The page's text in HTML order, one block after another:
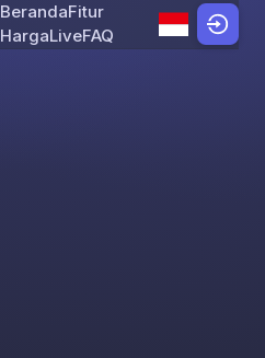
Skip to content
BerandaFitur
HargaLiveFAQ